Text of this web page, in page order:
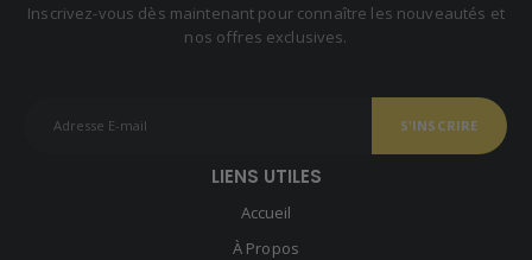
Inscrivez-vous dès maintenant pour connaître les nouveautés et
nos offres exclusives.
LIENS UTILES
Accueil
À Propos